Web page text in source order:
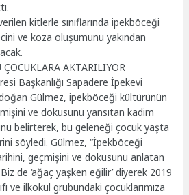
kitlerle sınıflarında ipekböceği
ve koza oluşumunu yakından
AKTARILIYOR
Başkanlığı Sapadere İpekevi
Gülmez, ipekböceği kültürünün
ve dokusunu yansıtan kadim
belirterek, bu geleneği çocuk yaşta
söyledi. Gülmez, “İpekböceği
geçmişini ve dokusunu anlatan
de ‘ağaç yaşken eğilir’ diyerek 2019
ve ilkokul grubundaki çocuklarımıza